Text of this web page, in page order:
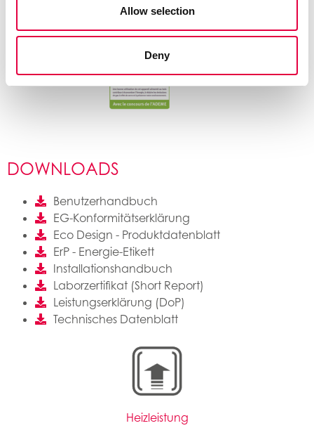
Allow selection
Deny
DOWNLOADS
Benutzerhandbuch
EG-Konformitätserklärung
Eco Design - Produktdatenblatt
ErP - Energie-Etikett
Installationshandbuch
Laborzertifikat (Short Report)
Leistungserklärung (DoP)
Technisches Datenblatt
Heizleistung